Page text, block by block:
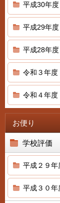
平成30年度
平成29年度
平成28年度
令和３年度
令和４年度
お便り
学校評価
平成２９年
平成３０年